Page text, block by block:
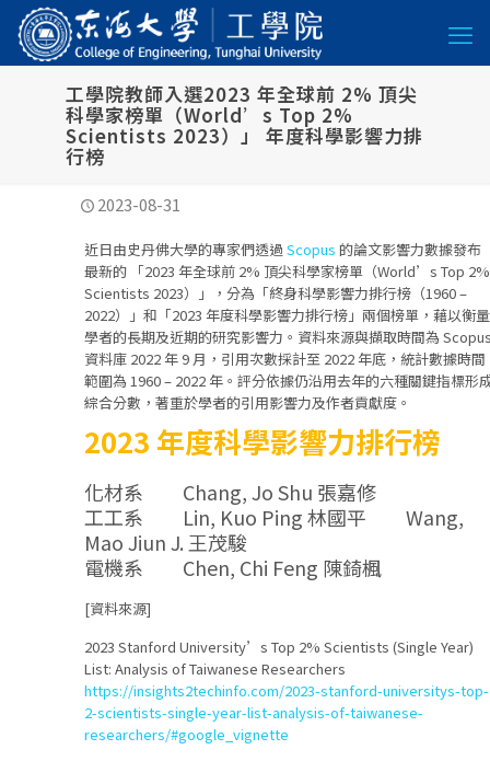
工學院教師入選2023 年全球前 2% 頂尖
科學家榜單（World’s Top 2%
Scientists 2023）」 年度科學影響力排
行榜
2023-08-31
近日由史丹佛大學的專家們透過 Scopus 的論文影響力數據發布
最新的 「2023 年全球前 2% 頂尖科學家榜單（World’s Top 2%
Scientists 2023）」，分為「終身科學影響力排行榜（1960 –
2022）」和「2023 年度科學影響力排行榜」兩個榜單，藉以衡量
學者的長期及近期的研究影響力。資料來源與擷取時間為
資料庫 2022 年 9 月，引用次數採計至 2022 年底，統計數據時間
範圍為 1960 – 2022 年。評分依據仍沿用去年的六種關鍵指標形
綜合分數，著重於學者的引用影響力及作者貢獻度。
2023 年度科學影響力排行榜
化材系 Chang, Jo Shu 張嘉修
工工系 Lin, Kuo Ping 林國平 Wang,
Mao Jiun J. 王茂駿
電機系 Chen, Chi Feng 陳錡楓
[資料來源]
2023 Stanford University’s Top 2% Scientists (Single Year)
List: Analysis of Taiwanese Researchers
https://insights2techinfo.com/2023-stanford-universitys-top-
2-scientists-single-year-list-analysis-of-taiwanese-
researchers/#google_vignette